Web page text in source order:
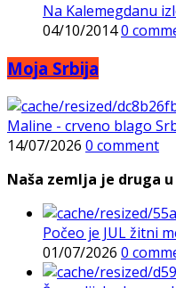
Na Kalemegdanu
04/10/20140
Moja Srbija
Maline - crveno blago
14/07/2026 0 comment
Naša zemlja je druga
Počeo je JUL žitni
01/07/2026 0